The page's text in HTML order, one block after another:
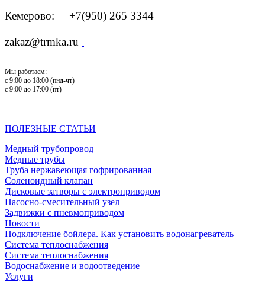
Кемерово: +7(950) 265 3344
zakaz@trmka.ru
Мы работаем:
с 9:00 до 18:00 (пнд-чт)
с 9:00 до 17:00 (пт)
ПОЛЕЗНЫЕ СТАТЬИ
Медный трубопровод
Медные трубы
Труба нержавеющая гофрированная
Соленоидный клапан
Дисковые затворы с электроприводом
Насосно-смесительный узел
Задвижки с пневмоприводом
Новости
Подключение бойлера. Как установить водонагреватель
Система теплоснабжения
Система теплоснабжения
Водоснабжение и водоотведение
Услуги